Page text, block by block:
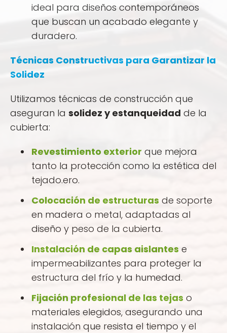
ideal para diseños contemporáneos
que buscan un acabado elegante y
duradero.
Técnicas Constructivas para Garantizar la
Solidez
Utilizamos técnicas de construcción que
aseguran la solidez y estanqueidad de la
cubierta:
Revestimiento exterior que mejora
tanto la protección como la estética del
tejado.ero.
Colocación de estructuras de soporte
en madera o metal, adaptadas al
diseño y peso de la cubierta.
Instalación de capas aislantes e
impermeabilizantes para proteger la
estructura del frío y la humedad.
Fijación profesional de las tejas o
materiales elegidos, asegurando una
instalación que resista el tiempo y el